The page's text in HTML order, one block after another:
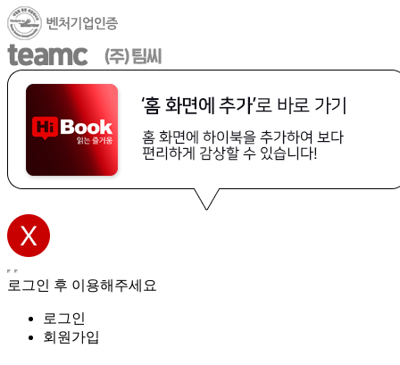
로그인 후 이용해주세요
로그인
회원가입